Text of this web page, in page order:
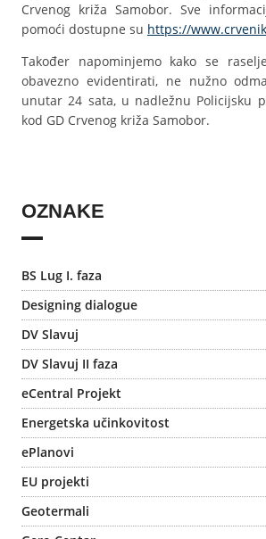
Crvenog križa Samobor. Sve
pomoći dostupne su https://
Također napominjemo kako se
obavezno evidentirati, ne nužno
unutar 24 sata, u nadležnu Policijsku
kod GD Crvenog križa Samobor.
OZNAKE
BS Lug I. faza
Designing dialogue
DV Slavuj
DV Slavuj II faza
eCentral Projekt
Energetska učinkovitost
ePlanovi
EU projekti
Geotermali